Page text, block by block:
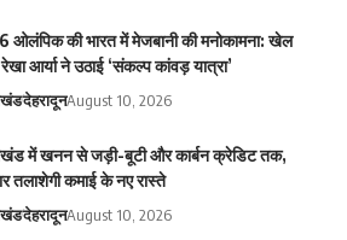
ओलंपिक की भारत में मेजबानी की मनोकामना: खेल
आर्या ने उठाई ‘संकल्प कांवड़ यात्रा’
देहरादूनAugust 10, 2026
में खनन से जड़ी-बूटी और कार्बन क्रेडिट तक,
तलाशेगी कमाई के नए रास्ते
देहरादूनAugust 10, 2026